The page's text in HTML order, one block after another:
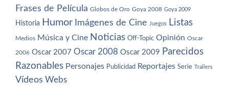
Frases de Película Globos de Oro Goya 2008 Goya 2009
Historia Humor Imágenes de Cine Juegos Listas
Medios Música y Cine Noticias Off-Topic Opinión Oscar
2006 Oscar 2007 Oscar 2008 Oscar 2009 Parecidos
Razonables Personajes Publicidad Reportajes Serie Trailers
Vídeos Webs